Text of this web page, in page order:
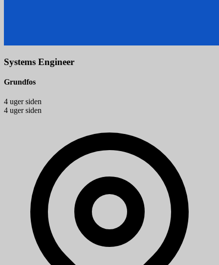
Systems Engineer
Grundfos
4 uger siden
4 uger siden